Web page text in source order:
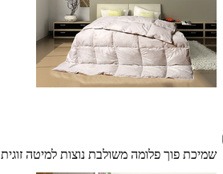
שמיכת פוך פלומה משולבת נוצות למיטה זוגית